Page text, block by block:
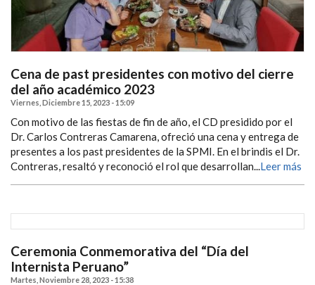
Cena de past presidentes con motivo del cierre
del año académico 2023
Viernes, Diciembre 15, 2023 - 15:09
Con motivo de las fiestas de fin de año, el CD presidido por el
Dr. Carlos Contreras Camarena, ofreció una cena y entrega de
presentes a los past presidentes de la SPMI. En el brindis el Dr.
Contreras, resaltó y reconoció el rol que desarrollan...Leer más
Ceremonia Conmemorativa del “Día del
Internista Peruano”
Martes, Noviembre 28, 2023 - 15:38